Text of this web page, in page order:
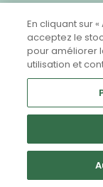
En cliquant sur
acceptez le
pour améliorer
utilisation et